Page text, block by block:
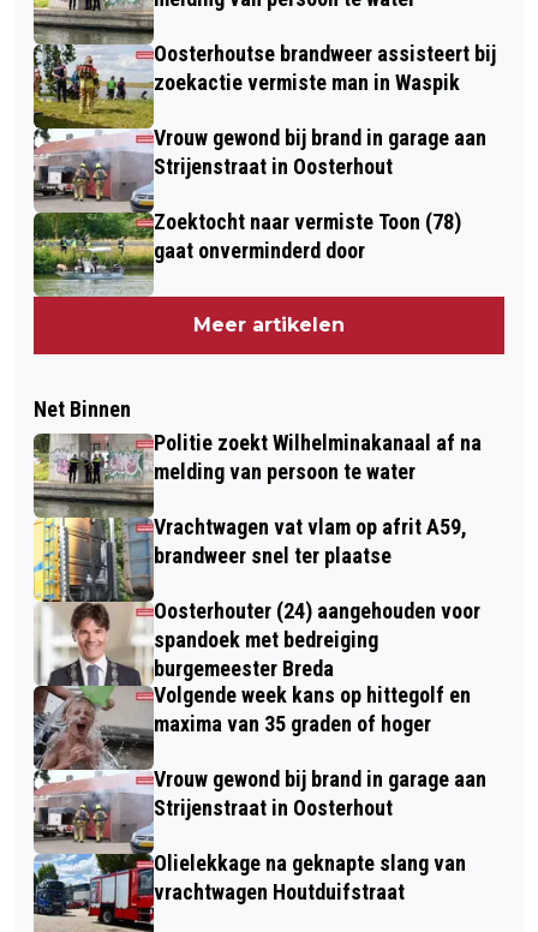
Oosterhoutse brandweer assisteert bij
zoekactie vermiste man in Waspik
Vrouw gewond bij brand in garage aan
Strijenstraat in Oosterhout
Zoektocht naar vermiste Toon (78)
gaat onverminderd door
Meer artikelen
Net Binnen
Politie zoekt Wilhelminakanaal af na
melding van persoon te water
Vrachtwagen vat vlam op afrit A59,
brandweer snel ter plaatse
Oosterhouter (24) aangehouden voor
spandoek met bedreiging
burgemeester Breda
Volgende week kans op hittegolf en
maxima van 35 graden of hoger
Vrouw gewond bij brand in garage aan
Strijenstraat in Oosterhout
Olielekkage na geknapte slang van
vrachtwagen Houtduifstraat